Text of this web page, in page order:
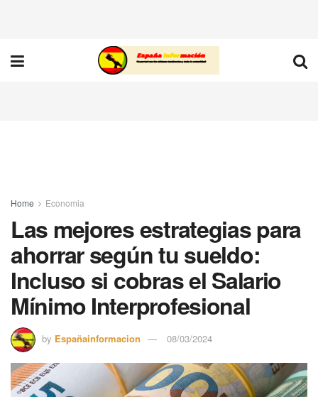
Home Economia
Las mejores estrategias para
ahorrar según tu sueldo:
Incluso si cobras el Salario
Mínimo Interprofesional
by Españainformacion 08/03/2024